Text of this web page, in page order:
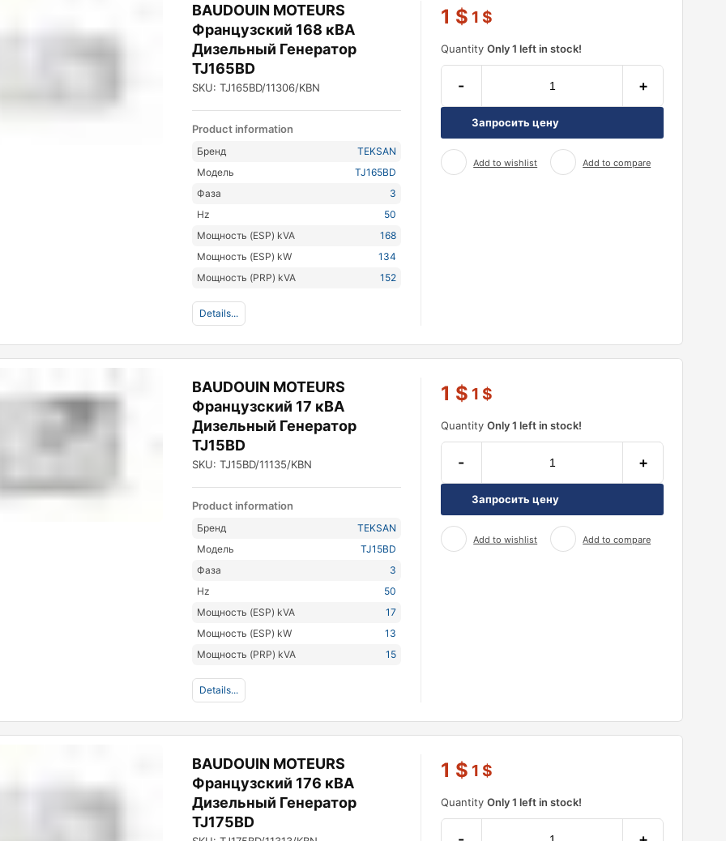
BAUDOUIN MOTEURS
Французский 168 кВА
Дизельный Генератор
TJ165BD
SKU: TJ165BD/11306/KBN
Product information
Бренд
TEKSAN
Модель
TJ165BD
Фаза
3
Hz
50
Мощность (ESP) kVA
168
Мощность (ESP) kW
134
Мощность (PRP) kVA
152
Details...
1 $ 1 $
QuantityOnly 1 left in stock!
- +
Запросить цену
Add to wishlist Add to compare
BAUDOUIN MOTEURS
Французский 17 кВА
Дизельный Генератор
TJ15BD
SKU: TJ15BD/11135/KBN
Product information
Бренд
TEKSAN
Модель
TJ15BD
Фаза
3
Hz
50
Мощность (ESP) kVA
17
Мощность (ESP) kW
13
Мощность (PRP) kVA
15
Details...
1 $ 1 $
QuantityOnly 1 left in stock!
- +
Запросить цену
Add to wishlist Add to compare
BAUDOUIN MOTEURS
Французский 176 кВА
Дизельный Генератор
TJ175BD
1 $ 1 $
QuantityOnly 1 left in stock!